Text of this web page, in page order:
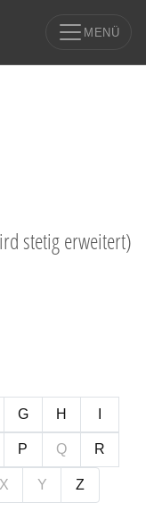
MENÜ
stetig erweitert)
G H
P Q R
X Y Z